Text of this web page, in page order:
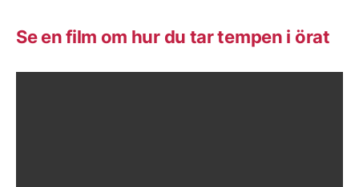
Se en film om hur du tar tempen i örat